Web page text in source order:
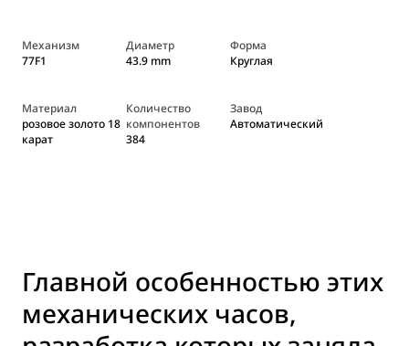
Механизм
77F1
Диаметр
43.9 mm
Форма
Круглая
Материал
розовое золото 18
карат
Количество
компонентов
384
Завод
Автоматический
Главной особенностью этих
механических часов,